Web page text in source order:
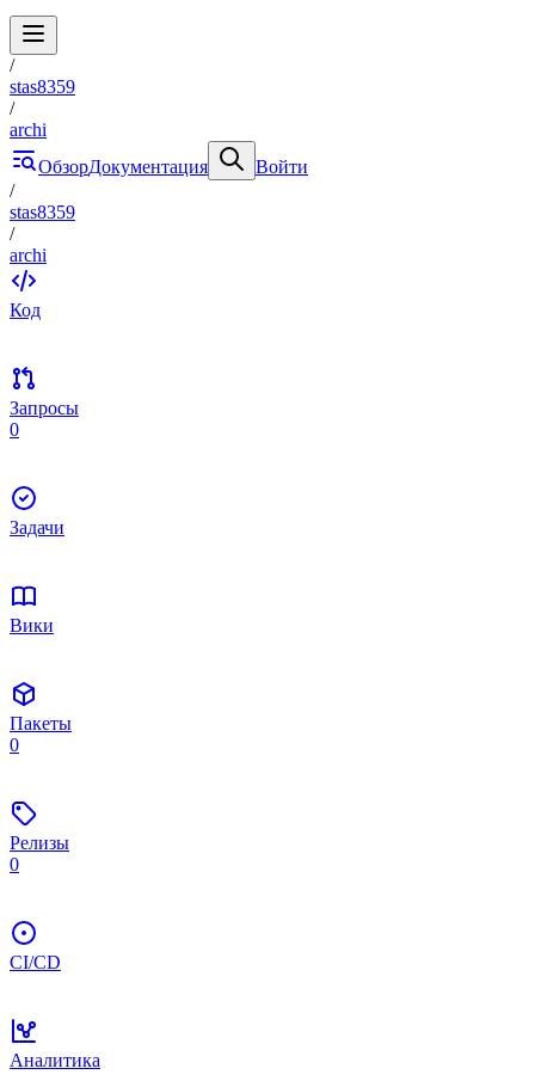
/
stas8359
/
archi
ОбзорДокументация
Войти
/
stas8359
/
archi
Код
Запросы
0
Задачи
Вики
Пакеты
0
Релизы
0
CI/CD
Аналитика